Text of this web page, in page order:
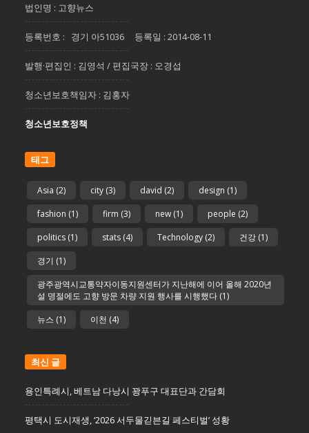
법인명 : 고향뉴스
등록번호 : 경기 아51036 등록일 : 2014-08-11
발행·편집인 : 김영석 / 편집국장 : 오경섭
청소년보호책임자 : 김홍자
청소년보호정책
태그
Asia (2) city (3) david (2) design (1)
fashion (1) firm (3) new (1) people (2)
politics (1) stats (4) Technology (2) 건강 (1)
경기 (1)
광주광역시교통약자이동지원센터가 지난해에 이어 올해 2020년
설 명절에도 고향 방문 차량 지원 행사를 시행했다 (1)
뉴스 (1) 이천 (4)
최신 글
용인특례시, 베트남 다낭시 꽝푸구 대표단과 간담회
평택시 도시재생, ‘2026 서두물긷븐길 페스티벌’ 성황